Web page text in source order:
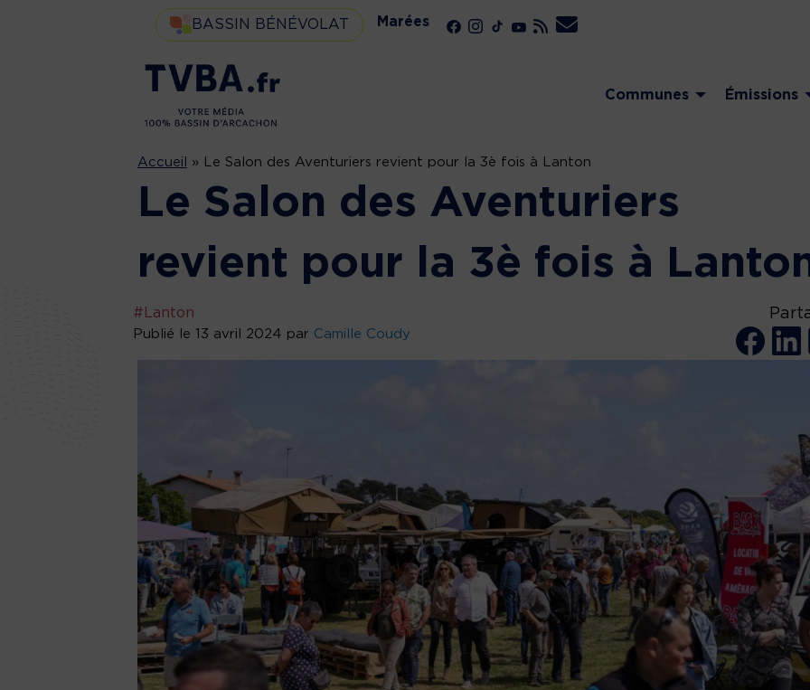
BASSIN BÉNÉVOLAT Marées
Communes Émissions
Accueil » Le Salon des Aventuriers revient pour la 3è fois à Lanton
Le Salon des Aventuriers
revient pour la 3è fois à
#Lanton
Publié le 13 avril 2024 par Camille Coudy